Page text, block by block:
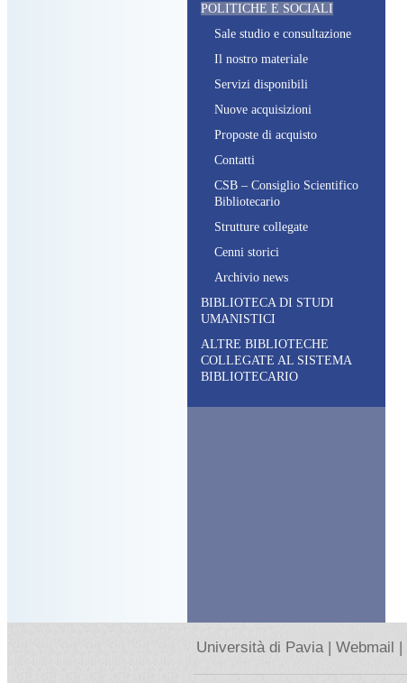
POLITICHE E SOCIALI
Sale studio e consultazione
Il nostro materiale
Servizi disponibili
Nuove acquisizioni
Proposte di acquisto
Contatti
CSB – Consiglio Scientifico
Bibliotecario
Strutture collegate
Cenni storici
Archivio news
BIBLIOTECA DI STUDI
UMANISTICI
ALTRE BIBLIOTECHE
COLLEGATE AL SISTEMA
BIBLIOTECARIO
Università di Pavia | Webmail |